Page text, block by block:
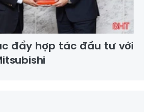
đẩy hợp tác đầu tư với